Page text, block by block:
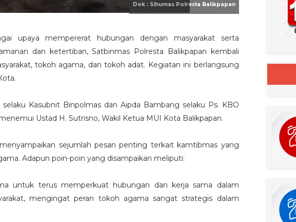
upaya mempererat hubungan dengan masyarakat serta
dan ketertiban, Satbinmas Polresta Balikpapan kembali
tokoh agama, dan tokoh adat. Kegiatan ini berlangsung
selaku Kasubnit Binpolmas dan Aipda Bambang selaku Ps. KBO
Ustad H. Sutrisno, Wakil Ketua MUI Kota Balikpapan.
sejumlah pesan penting terkait kamtibmas yang
Adapun poin-poin yang disampaikan meliputi:
untuk terus memperkuat hubungan dan kerja sama dalam
mengingat peran tokoh agama sangat strategis dalam